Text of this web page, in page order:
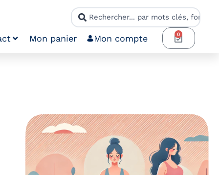
Mon panier Mon compte 0